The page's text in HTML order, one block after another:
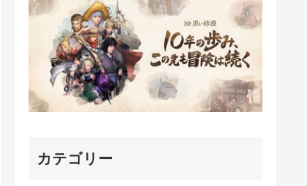
カテゴリー